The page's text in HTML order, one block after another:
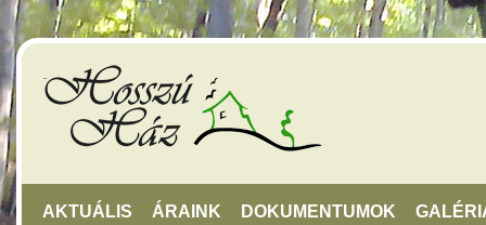
AKTUÁLIS ÁRAINK DOKUMENTUMOK